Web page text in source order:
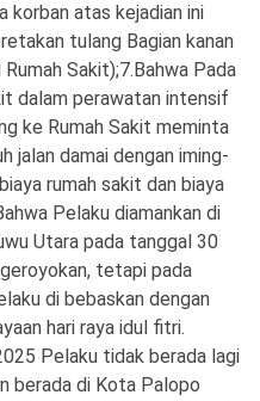
korban atas kejadian ini
tulang Bagian kanan
Sakit);7.Bahwa Pada
dalam perawatan intensif
ke Rumah Sakit meminta
jalan damai dengan iming-
rumah sakit dan biaya
Pelaku diamankan di
Utara pada tanggal 30
tetapi pada
di bebaskan dengan
hari raya idul fitri.
Pelaku tidak berada lagi
berada di Kota Palopo